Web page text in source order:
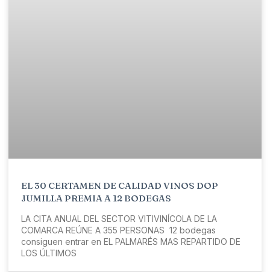
EL 30 CERTAMEN DE CALIDAD VINOS DOP
JUMILLA PREMIA A 12 BODEGAS
LA CITA ANUAL DEL SECTOR VITIVINÍCOLA DE LA
COMARCA REÚNE A 355 PERSONAS 12 bodegas
consiguen entrar en EL PALMARÉS MAS REPARTIDO DE
LOS ÚLTIMOS